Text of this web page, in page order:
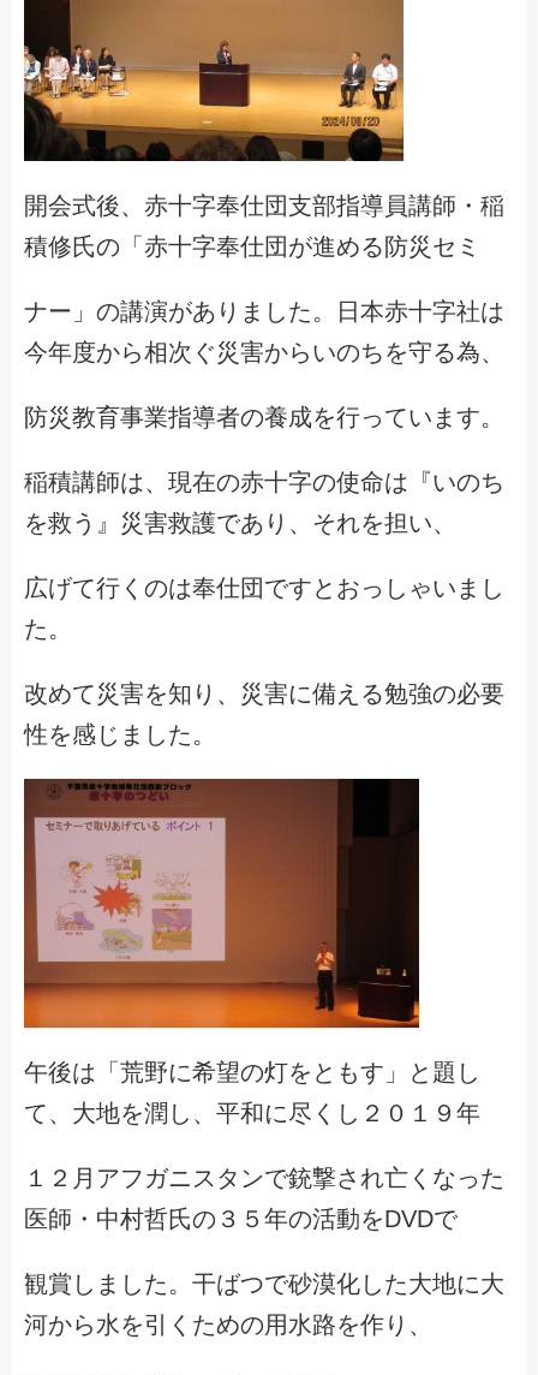
開会式後、赤十字奉仕団支部指導員講師・稲
積修氏の「赤十字奉仕団が進める防災セミ
ナー」の講演がありました。日本赤十字社は
今年度から相次ぐ災害からいのちを守る為、
防災教育事業指導者の養成を行っています。
稲積講師は、現在の赤十字の使命は『いのち
を救う』災害救護であり、それを担い、
広げて行くのは奉仕団ですとおっしゃいまし
た。
改めて災害を知り、災害に備える勉強の必要
性を感じました。
午後は「荒野に希望の灯をともす」と題し
て、大地を潤し、平和に尽くし２０１９年
１２月アフガニスタンで銃撃され亡くなった
医師・中村哲氏の３５年の活動をDVDで
観賞しました。干ばつで砂漠化した大地に大
河から水を引くための用水路を作り、